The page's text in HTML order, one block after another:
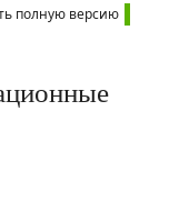
полную версию